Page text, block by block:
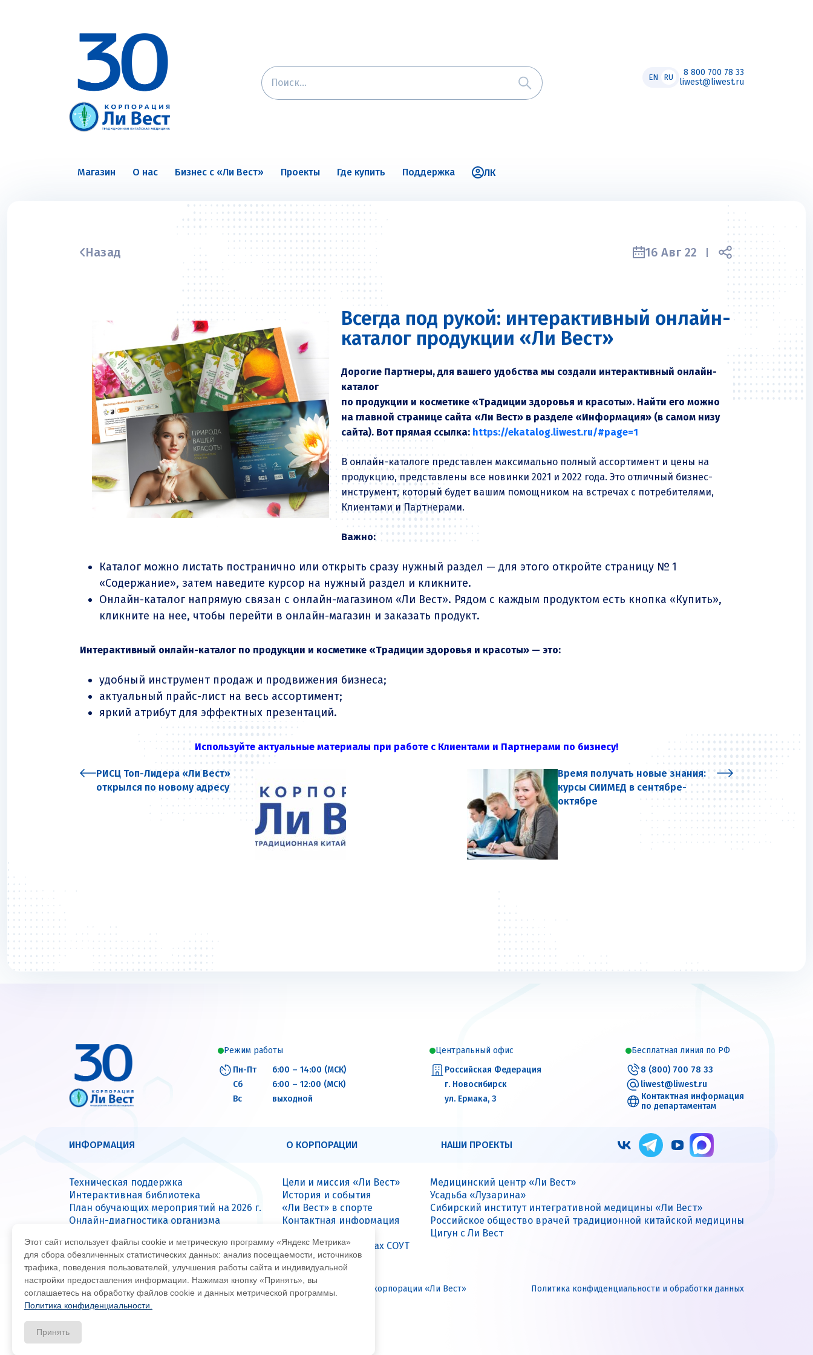
EN RU
8 800 700 78 33
liwest@liwest.ru
Магазин О нас Бизнес с «Ли Вест» Проекты Где купить Поддержка ЛК
Назад 16 Авг 22
Всегда под рукой: интерактивный онлайн-
каталог продукции «Ли Вест»
Дорогие Партнеры, для вашего удобства мы создали интерактивный онлайн-
каталог
по продукции и косметике «Традиции здоровья и красоты». Найти его можно
на главной странице сайта «Ли Вест» в разделе «Информация» (в самом низу
сайта). Вот прямая ссылка: https://ekatalog.liwest.ru/#page=1
В онлайн-каталоге представлен максимально полный ассортимент и цены на
продукцию, представлены все новинки 2021 и 2022 года. Это отличный бизнес-
инструмент, который будет вашим помощником на встречах с потребителями,
Клиентами и Партнерами.
Важно:
Каталог можно листать постранично или открыть сразу нужный раздел — для этого откройте страницу № 1
«Содержание», затем наведите курсор на нужный раздел и кликните.
Онлайн-каталог напрямую связан с онлайн-магазином «Ли Вест». Рядом с каждым продуктом есть кнопка «Купить»,
кликните на нее, чтобы перейти в онлайн-магазин и заказать продукт.
Интерактивный онлайн-каталог по продукции и косметике «Традиции здоровья и красоты» — это:
удобный инструмент продаж и продвижения бизнеса;
актуальный прайс-лист на весь ассортимент;
яркий атрибут для эффектных презентаций.
Используйте актуальные материалы при работе с Клиентами и Партнерами по бизнесу!
РИСЦ Топ-Лидера «Ли Вест»
открылся по новому адресу
Время получать новые знания:
курсы СИИМЕД в сентябре-
октябре
Режим работы
Пн-Пт
6:00 – 14:00 (МСК)
Сб
6:00 – 12:00 (МСК)
Вс
выходной
Центральный офис
Российская Федерация
г. Новосибирск
ул. Ермака, 3
Бесплатная линия по РФ
8 (800) 700 78 33
liwest@liwest.ru
Контактная информация
по департаментам
ИНФОРМАЦИЯ О КОРПОРАЦИИ НАШИ ПРОЕКТЫ
Техническая поддержка
Интерактивная библиотека
План обучающих мероприятий на 2026 г.
Онлайн-диагностика организма
Сервисные центры
Цели и миссия «Ли Вест»
История и события
«Ли Вест» в спорте
Контактная информация
Данные о результатах СОУТ
Медицинский центр «Ли Вест»
Усадьба «Лузарина»
Сибирский институт интегративной медицины «Ли Вест»
Российское общество врачей традиционной китайской медицины
Цигун с Ли Вест
© Все права защищены 2026 Официальный интернет-сайт корпорации «Ли Вест» Политика конфиденциальности и обработки данных
Этот сайт использует файлы cookie и метрическую программу «Яндекс Метрика»
для сбора обезличенных статистических данных: анализ посещаемости, источников
трафика, поведения пользователей, улучшения работы сайта и индивидуальной
настройки предоставления информации. Нажимая кнопку «Принять», вы
соглашаетесь на обработку файлов cookie и данных метрической программы.
Политика конфиденциальности.
Принять